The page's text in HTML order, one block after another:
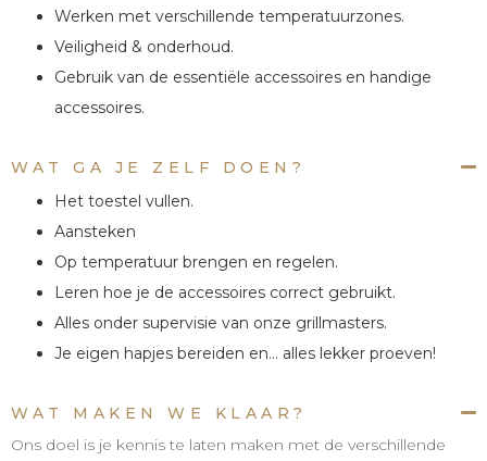
Werken met verschillende temperatuurzones.
Veiligheid & onderhoud.
Gebruik van de essentiële accessoires en handige
accessoires.
WAT GA JE ZELF DOEN?
Het toestel vullen.
Aansteken
Op temperatuur brengen en regelen.
Leren hoe je de accessoires correct gebruikt.
Alles onder supervisie van onze grillmasters.
Je eigen hapjes bereiden en… alles lekker proeven!
WAT MAKEN WE KLAAR?
Ons doel is je kennis te laten maken met de verschillende